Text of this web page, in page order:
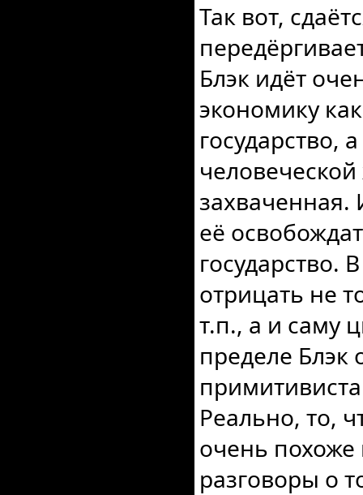
Так вот,
Блэк идёт
экономику
государство,
захваченная.
её
государство.
отрицать не
т.п., а и саму
пределе Блэк
Реально, то,
очень похоже
разговоры о